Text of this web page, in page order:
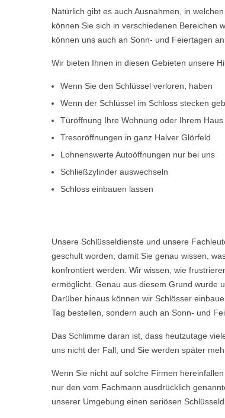
Natürlich gibt es auch Ausnahmen, in
können Sie sich in verschiedenen Bereichen
können uns auch an Sonn- und Feiertagen
Wir bieten Ihnen in diesen Gebieten unsere
Wenn Sie den Schlüssel verloren, haben
Wenn der Schlüssel im Schloss stecken
Türöffnung Ihre Wohnung oder Ihrem Haus
Tresoröffnungen in ganz Halver Glörfeld
Lohnenswerte Autoöffnungen nur bei uns
Schließzylinder auswechseln
Schloss einbauen lassen
Unsere Schlüsseldienste und unsere
geschult worden, damit Sie genau wissen,
konfrontiert werden. Wir wissen, wie
ermöglicht. Genau aus diesem Grund wurde
Darüber hinaus können wir Schlösser
Tag bestellen, sondern auch an Sonn- und
Das Schlimme daran ist, dass heutzutage
uns nicht der Fall, und Sie werden später
Wenn Sie nicht auf solche Firmen
nur den vom Fachmann ausdrücklich
unserer Umgebung einen seriösen